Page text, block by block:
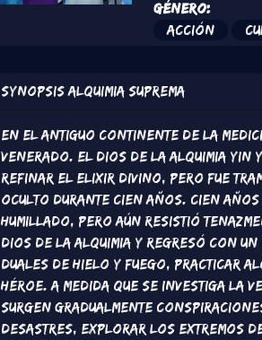
Género:
Acción
SynopsisAlquimia Suprema
En el antiguo continente de la
venerado. El Dios de la Alquimia Yin
refinar el elixir divino, pero fue
oculto durante cien años. Cien años
humillado, pero aún resistió
Dios de la Alquimia y regresó con
duales de hielo y fuego, practicar
héroe. A medida que se investiga la
surgen gradualmente
desastres, explorar los extremos